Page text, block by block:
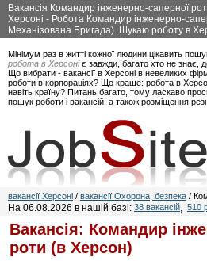
Вакансія Командир інженерно-саперної
Херсоні - Робота Командир інженерно-
Механізована Бригада). Шукаю роботу в
Мінімум раз в житті кожної людини цікавить
робота в Херсоніє завжди, багато хто не знає,
Що вибрати - вакансії в Херсоні в невеликих
роботи в корпораціях? Що краще: робота в
навіть країну? Питань багато, тому ласкаво
пошук роботи і вакансій, а також розміщення
вакансії Херсоні / вакансії Охорона, безпека /
На 06.08.2026 в нашій базі: 38 вакансій, 510
Вакансія: Командир
роти (в Херсон)